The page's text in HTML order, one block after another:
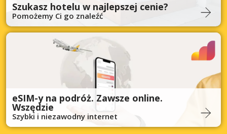
Szukasz hotelu w najlepszej cenie?
Pomożemy Ci go znaleźć
eSIM-y na podróż. Zawsze online.
Wszędzie
Szybki i niezawodny internet